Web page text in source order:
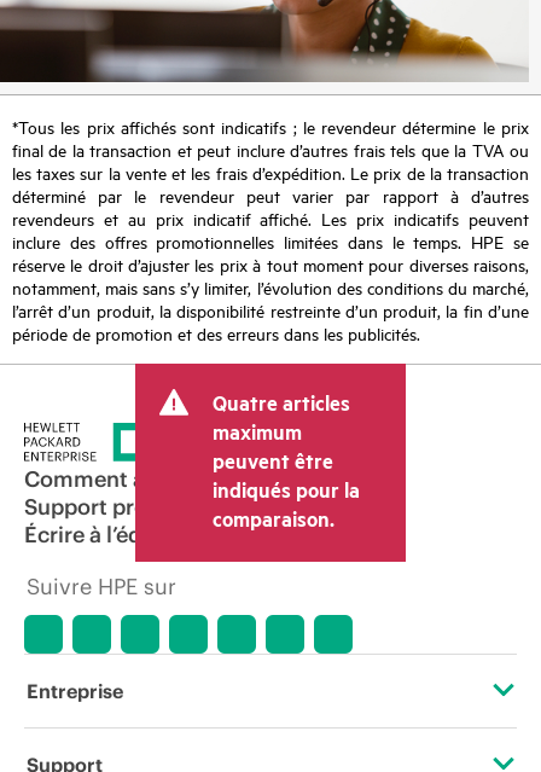
*Tous les prix affichés sont indicatifs ; le revendeur détermine le prix
final de la transaction et peut inclure d’autres frais tels que la TVA ou
les taxes sur la vente et les frais d’expédition. Le prix de la transaction
déterminé par le revendeur peut varier par rapport à d’autres
revendeurs et au prix indicatif affiché. Les prix indicatifs peuvent
inclure des offres promotionnelles limitées dans le temps. HPE se
réserve le droit d’ajuster les prix à tout moment pour diverses raisons,
notamment, mais sans s’y limiter, l’évolution des conditions du marché,
l’arrêt d’un produit, la disponibilité restreinte d’un produit, la fin d’une
période de promotion et des erreurs dans les publicités.
Quatre articles
maximum
peuvent être
indiqués pour la
comparaison.
Comment acheter
Support produit
Écrire à l’équipe commerciale
Suivre HPE sur
Entreprise
À propos de HPE
Support